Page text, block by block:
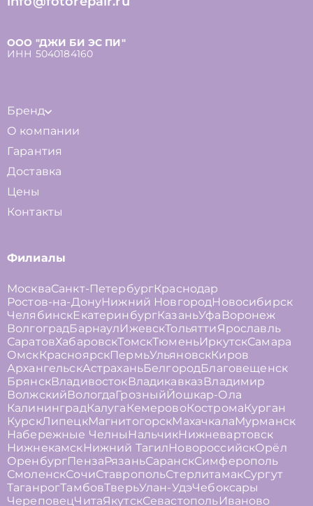
ООО "ДЖИ БИ ЭС ПИ"
ИНН 5040184160
Бренд
О компании
Гарантия
Доставка
Цены
Контакты
Филиалы
МоскваСанкт-ПетербургКраснодар
Ростов-на-ДонуНижний НовгородНовосибирск
ЧелябинскЕкатеринбургКазаньУфа Воронеж
ВолгоградБарнаулИжевскТольяттиЯрославль
СаратовХабаровскТомскТюменьИркутскСамара
ОмскКрасноярскПермьУльяновскКиров
АрхангельскАстраханьБелгородБлаговещенск
БрянскВладивостокВладикавказВладимир
ВолжскийВологдаГрозныйЙошкар-Ола
КалининградКалуга КемеровоКостромаКурган
КурскЛипецкМагнитогорскМахачкалаМурманск
Набережные Челны НальчикНижневартовск
НижнекамскНижний ТагилНовороссийскОрёл
ОренбургПензаРязаньСаранскСимферополь
СмоленскСочиСтавропольСтерлитамакСургут
ТаганрогТамбовТверьУлан-УдэЧебоксары
ЧереповецЧитаЯкутскСевастопольИваново